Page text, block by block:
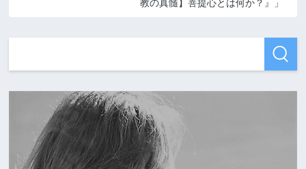
教の真髄】菩提心とは何か？』」